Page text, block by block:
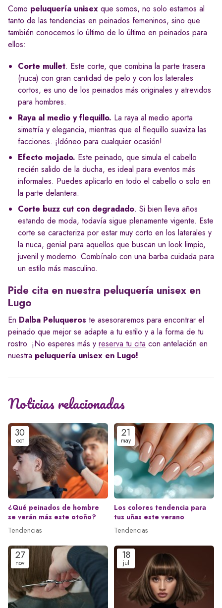
Como peluquería unisex que somos, no solo estamos al
tanto de las tendencias en peinados femeninos, sino que
también conocemos lo último de lo último en peinados para
ellos:
Corte mullet. Este corte, que combina la parte trasera
(nuca) con gran cantidad de pelo y con los laterales
cortos, es uno de los peinados más originales y atrevidos
para hombres.
Raya al medio y flequillo. La raya al medio aporta
simetría y elegancia, mientras que el flequillo suaviza las
facciones. ¡Idóneo para cualquier ocasión!
Efecto mojado. Este peinado, que simula el cabello
recién salido de la ducha, es ideal para eventos más
informales. Puedes aplicarlo en todo el cabello o solo en
la parte delantera.
Corte buzz cut con degradado. Si bien lleva años
estando de moda, todavía sigue plenamente vigente. Este
corte se caracteriza por estar muy corto en los laterales y
la nuca, genial para aquellos que buscan un look limpio,
juvenil y moderno. Combínalo con una barba cuidada para
un estilo más masculino.
Pide cita en nuestra peluquería unisex en
Lugo
En Dalba Peluqueros te asesoraremos para encontrar el
peinado que mejor se adapte a tu estilo y a la forma de tu
rostro. ¡No esperes más y reserva tu cita con antelación en
nuestra peluquería unisex en Lugo!
Noticias relacionadas
30
oct
¿Qué peinados de hombre
se verán más este otoño?
Tendencias
21
may
Los colores tendencia para
tus uñas este verano
Tendencias
27
nov
18
jul